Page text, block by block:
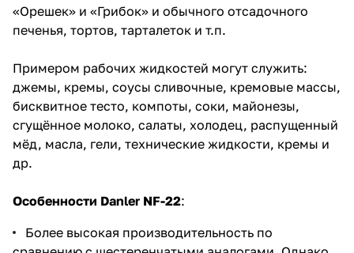
«Орешек» и «Грибок» и обычного отсадочного
печенья, тортов, тарталеток и т.п.
Примером рабочих жидкостей могут служить:
джемы, кремы, соусы сливочные, кремовые массы,
бисквитное тесто, компоты, соки, майонезы,
сгущённое молоко, салаты, холодец, распущенный
мёд, масла, гели, технические жидкости, кремы и
др.
Особенности Danler NF-22:
Более высокая производительность по